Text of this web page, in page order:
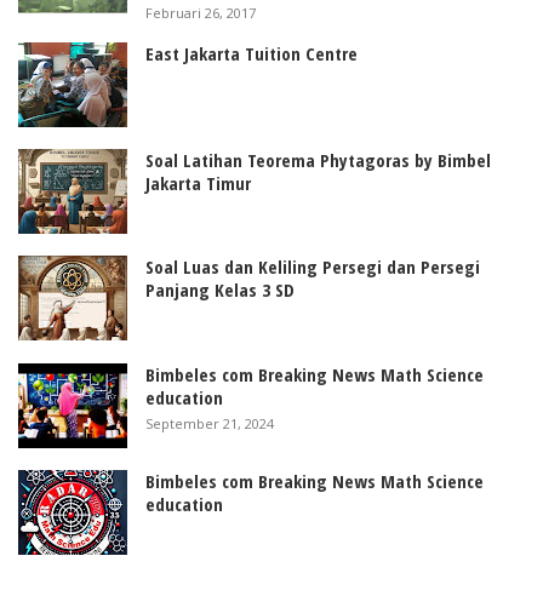
Februari 26, 2017
East Jakarta Tuition Centre
Soal Latihan Teorema Phytagoras by Bimbel
Jakarta Timur
Soal Luas dan Keliling Persegi dan Persegi
Panjang Kelas 3 SD
Bimbeles com Breaking News Math Science
education
September 21, 2024
Bimbeles com Breaking News Math Science
education